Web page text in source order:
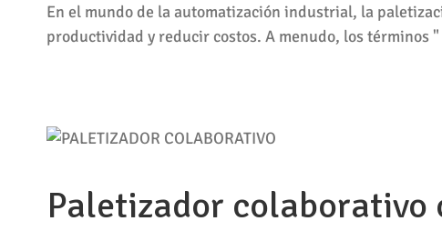
En el mundo de la automatización industrial, la
productividad y reducir costos. A menudo, los términos
Paletizador colaborativo